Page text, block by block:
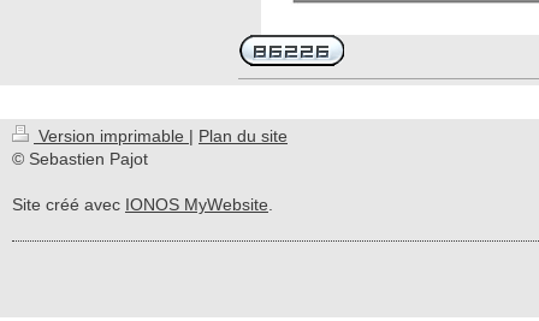
Version imprimable | Plan du site
© Sebastien Pajot
Site créé avec IONOS MyWebsite